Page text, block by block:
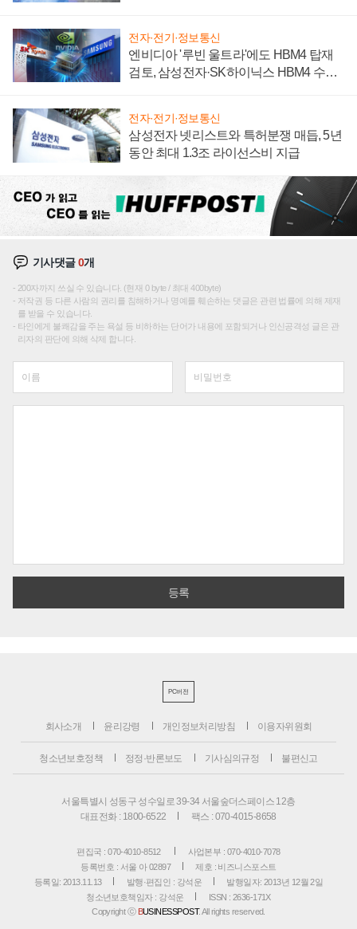
전자·전기·정보통신
엔비디아 '루빈 울트라'에도 HBM4 탑재
검토, 삼성전자·SK하이닉스 HBM4 수율
전자·전기·정보통신
삼성전자 넷리스트와 특허분쟁 매듭, 5년
동안 최대 1.3조 라이선스비 지급
기사댓글0개
200자까지 쓰실 수 있습니다. (현재 0 byte / 최대 400byte)
저작권 등 다른 사람의 권리를 침해하거나 명예를 훼손하는 댓글은 관련 법률에 의해 제재
를 받을 수 있습니다.
타인에게 불쾌감을 주는 욕설 등 비하하는 단어가 내용에 포함되거나 인신공격성 글은 관
리자의 판단에 의해 삭제 합니다.
PC버전
회사소개 윤리강령 개인정보처리방침 이용자위원회
청소년보호정책 정정·반론보도 기사심의규정 불편신고
서울특별시 성동구 성수일로 39-34 서울숲더스페이스 12층
대표전화 : 1800-6522
팩스 : 070-4015-8658
편집국 : 070-4010-8512
사업본부 : 070-4010-7078
등록번호 : 서울 아 02897
제호 : 비즈니스포스트
등록일: 2013.11.13
발행·편집인 : 강석운
발행일자: 2013년 12월 2일
청소년보호책임자 : 강석운
ISSN : 2636-171X
Copyright ⓒ BUSINESSPOST. All rights reserved.